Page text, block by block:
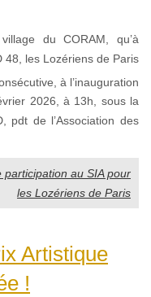
du CORAM, qu’à
48, les Lozériens de Paris
à l’inauguration
2026, à 13h, sous la
pdt de l’Association des
au SIA pour
les Lozériens de Paris
Artistique
!